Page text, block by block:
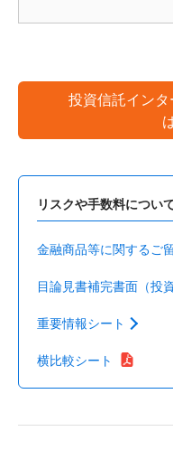
投資信託イン
リスクや手数料につい
金融商品等に関するご
目論見書補完書面（投
重要情報シート
横比較シート